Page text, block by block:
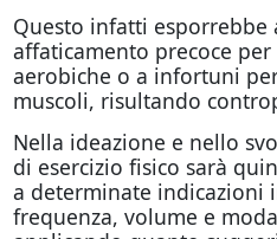
Questo infatti esporrebbe
affaticamento precoce
aerobiche o a infortuni
muscoli, risultando
Nella ideazione e nello
di esercizio fisico sarà
a determinate indicazioni
frequenza, volume e